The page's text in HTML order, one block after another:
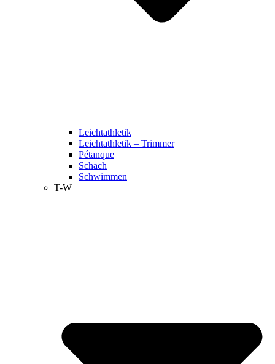
Leichtathletik
Leichtathletik – Trimmer
Pétanque
Schach
Schwimmen
T-W